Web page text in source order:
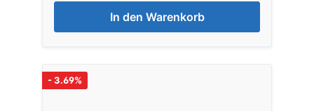
In den Warenkorb
- 3.69%